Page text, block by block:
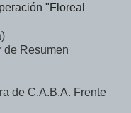
"Floreal
de Resumen
de C.A.B.A. Frente